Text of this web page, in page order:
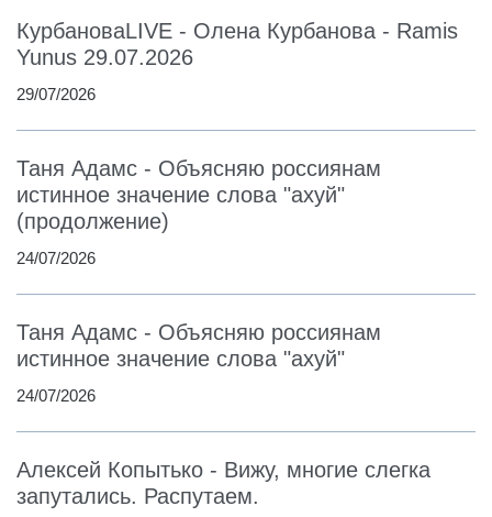
КурбановаLIVE - Олена Курбанова - Ramis
Yunus 29.07.2026
29/07/2026
Таня Адамс - Объясняю россиянам
истинное значение слова "ахуй"
(продолжение)
24/07/2026
Таня Адамс - Объясняю россиянам
истинное значение слова "ахуй"
24/07/2026
Алексей Копытько - Вижу, многие слегка
запутались. Распутаем.